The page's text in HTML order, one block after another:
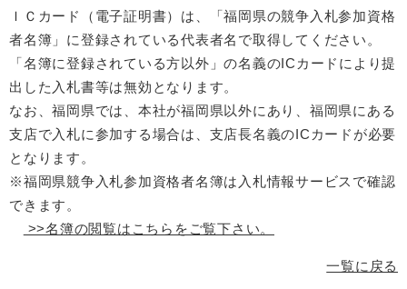
ＩＣカード（電子証明書）は、「福岡県の競争入札参加資格
者名簿」に登録されている代表者名で取得してください。
「名簿に登録されている方以外」の名義のICカードにより提
出した入札書等は無効となります。
なお、福岡県では、本社が福岡県以外にあり、福岡県にある
支店で入札に参加する場合は、支店長名義のICカードが必要
となります。
※福岡県競争入札参加資格者名簿は入札情報サービスで確認
できます。
>>名簿の閲覧はこちらをご覧下さい。
一覧に戻る